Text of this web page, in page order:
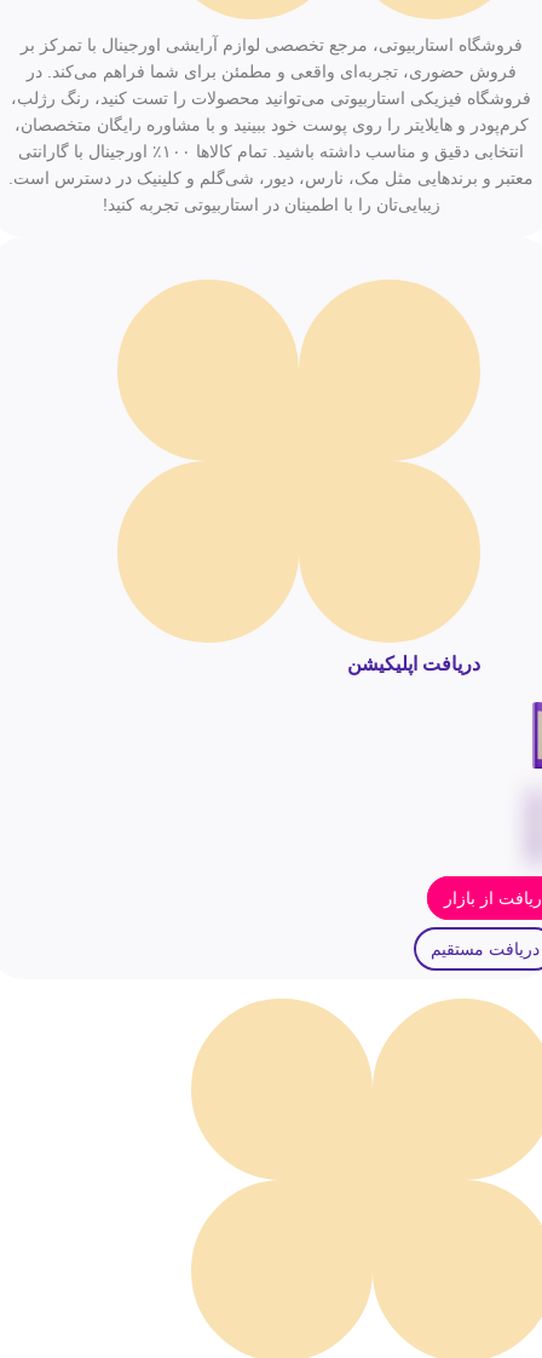
فروشگاه استاربیوتی، مرجع تخصصی لوازم آرایشی اورجینال با تمرکز بر
فروش حضوری، تجربه‌ای واقعی و مطمئن برای شما فراهم می‌کند. در
فروشگاه فیزیکی استاربیوتی می‌توانید محصولات را تست کنید، رنگ رژلب،
کرم‌پودر و هایلایتر را روی پوست خود ببینید و با مشاوره رایگان متخصصان،
انتخابی دقیق و مناسب داشته باشید. تمام کالاها ۱۰۰٪ اورجینال با گارانتی
معتبر و برندهایی مثل مک، نارس، دیور، شی‌گلم و کلینیک در دسترس است.
زیبایی‌تان را با اطمینان در استاربیوتی تجربه کنید!
دریافت اپلیکیشن
از بازار
دریافت مستقیم